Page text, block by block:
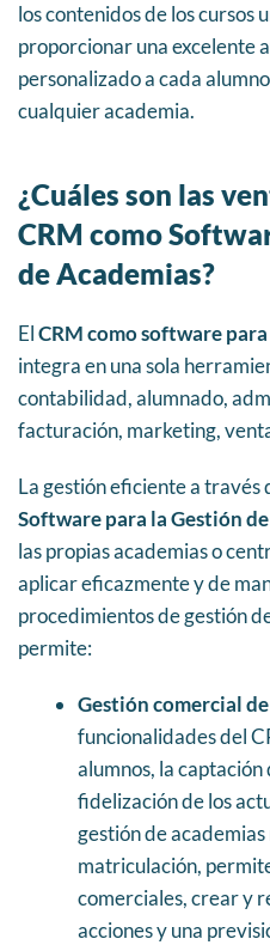
los contenidos de los cursos
proporcionar una excelente
personalizado a cada
cualquier academia.
¿Cuáles son las
CRM como
de Academias?
ElCRM como software
integra en una sola
contabilidad, alumnado,
facturación, marketing,
La gestión eficiente a través
Software para la Gestión
las propias academias o
aplicar eficazmente y de
procedimientos de gestión
permite:
Gestión comercial
funcionalidades del
alumnos, la
fidelización de los
gestión de
matriculación,
comerciales, crear y
acciones y una